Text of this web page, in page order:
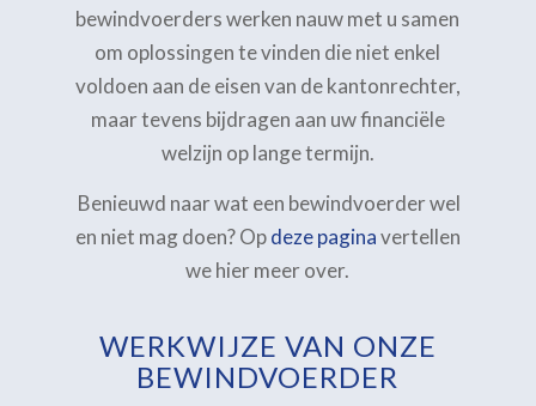
bewindvoerders werken nauw met u samen
om oplossingen te vinden die niet enkel
voldoen aan de eisen van de kantonrechter,
maar tevens bijdragen aan uw financiële
welzijn op lange termijn.
Benieuwd naar wat een bewindvoerder wel
en niet mag doen? Opdeze paginavertellen
we hier meer over.
WERKWIJZE VAN ONZE
BEWINDVOERDER